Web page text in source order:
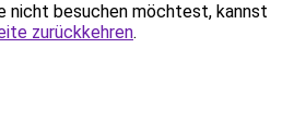
nicht besuchen möchtest, kannst
zurückkehren.